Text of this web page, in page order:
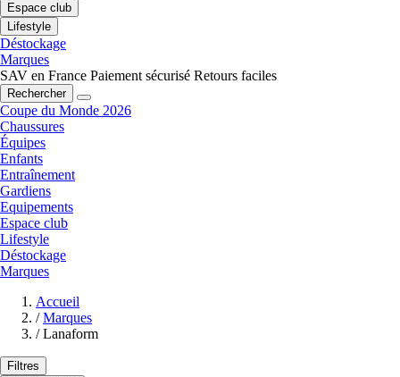
Espace club
Lifestyle
Déstockage
Marques
SAV en France Paiement sécurisé Retours faciles
Rechercher
Coupe du Monde 2026
Chaussures
Équipes
Enfants
Entraînement
Gardiens
Equipements
Espace club
Lifestyle
Déstockage
Marques
Accueil
/ Marques
/ Lanaform
Filtres